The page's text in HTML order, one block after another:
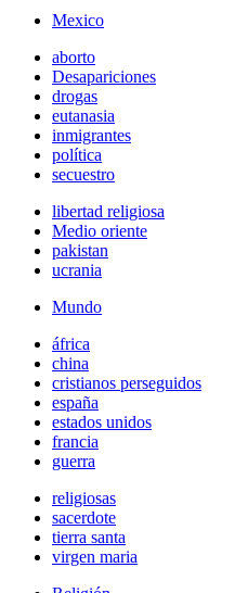
Mexico
aborto
Desapariciones
drogas
eutanasia
inmigrantes
política
secuestro
libertad religiosa
Medio oriente
pakistan
ucrania
Mundo
áfrica
china
cristianos perseguidos
españa
estados unidos
francia
guerra
religiosas
sacerdote
tierra santa
virgen maria